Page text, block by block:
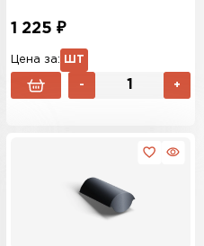
1 225 ₽
Цена за: ШТ
- +